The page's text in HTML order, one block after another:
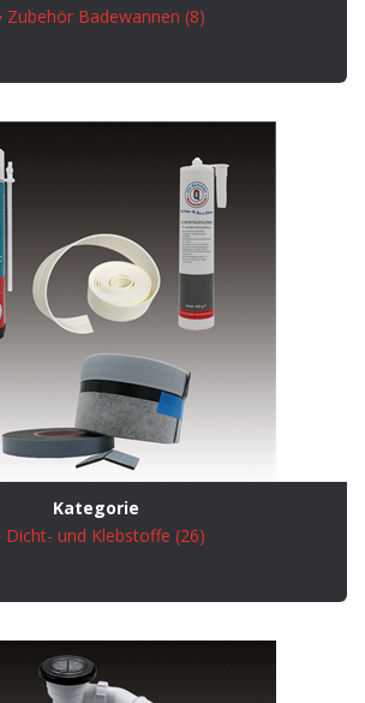
Zubehör Badewannen (8)
Kategorie
Dicht- und Klebstoffe (26)